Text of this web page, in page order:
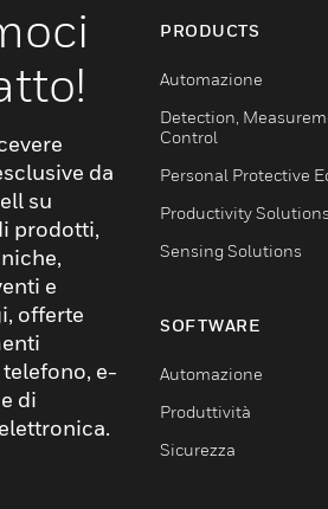
da
su
prodotti,
e
offerte
e-
di
PRODUCTS
Automazione
Detection,
Control
Personal Protective
Productivity Solutions
Sensing Solutions
SOFTWARE
Automazione
Produttività
Sicurezza